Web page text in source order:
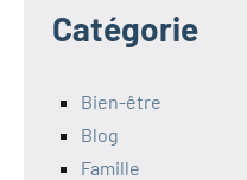
Catégorie
Bien-être
Blog
Famille